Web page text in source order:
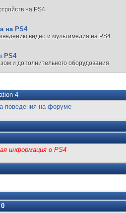
на PS4
на PS4
видео и мультимедиа на PS4
PS4
и дополнительного оборудования
4
поведения на форуме
информация о PS4